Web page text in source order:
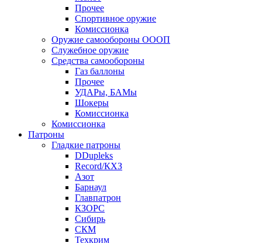
Прочее
Спортивное оружие
Комиссионка
Оружие самообороны ОООП
Служебное оружие
Средства самообороны
Газ баллоны
Прочее
УДАРы, БАМы
Шокеры
Комиссионка
Комиссионка
Патроны
Гладкие патроны
DDupleks
Record/КХЗ
Азот
Барнаул
Главпатрон
КЗОРС
Сибирь
СКМ
Техкрим